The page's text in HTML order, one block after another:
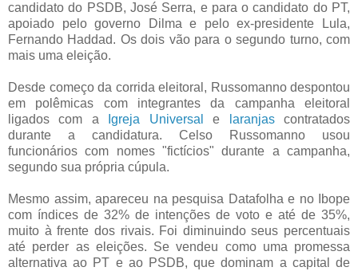
candidato do PSDB, José Serra, e para o candidato do PT,
apoiado pelo governo Dilma e pelo ex-presidente Lula,
Fernando Haddad. Os dois vão para o segundo turno, com
mais uma eleição.
Desde começo da corrida eleitoral, Russomanno despontou
em polêmicas com integrantes da campanha eleitoral
ligados com a
Igreja Universal e laranjascontratados
durante a candidatura. Celso Russomanno usou
funcionários com nomes "fictícios" durante a campanha,
segundo sua própria cúpula.
Mesmo assim, apareceu na pesquisa Datafolha e no Ibope
com índices de 32% de intenções de voto e até de 35%,
muito à frente dos rivais. Foi diminuindo seus percentuais
até perder as eleições. Se vendeu como uma promessa
alternativa ao PT e ao PSDB, que dominam a capital de